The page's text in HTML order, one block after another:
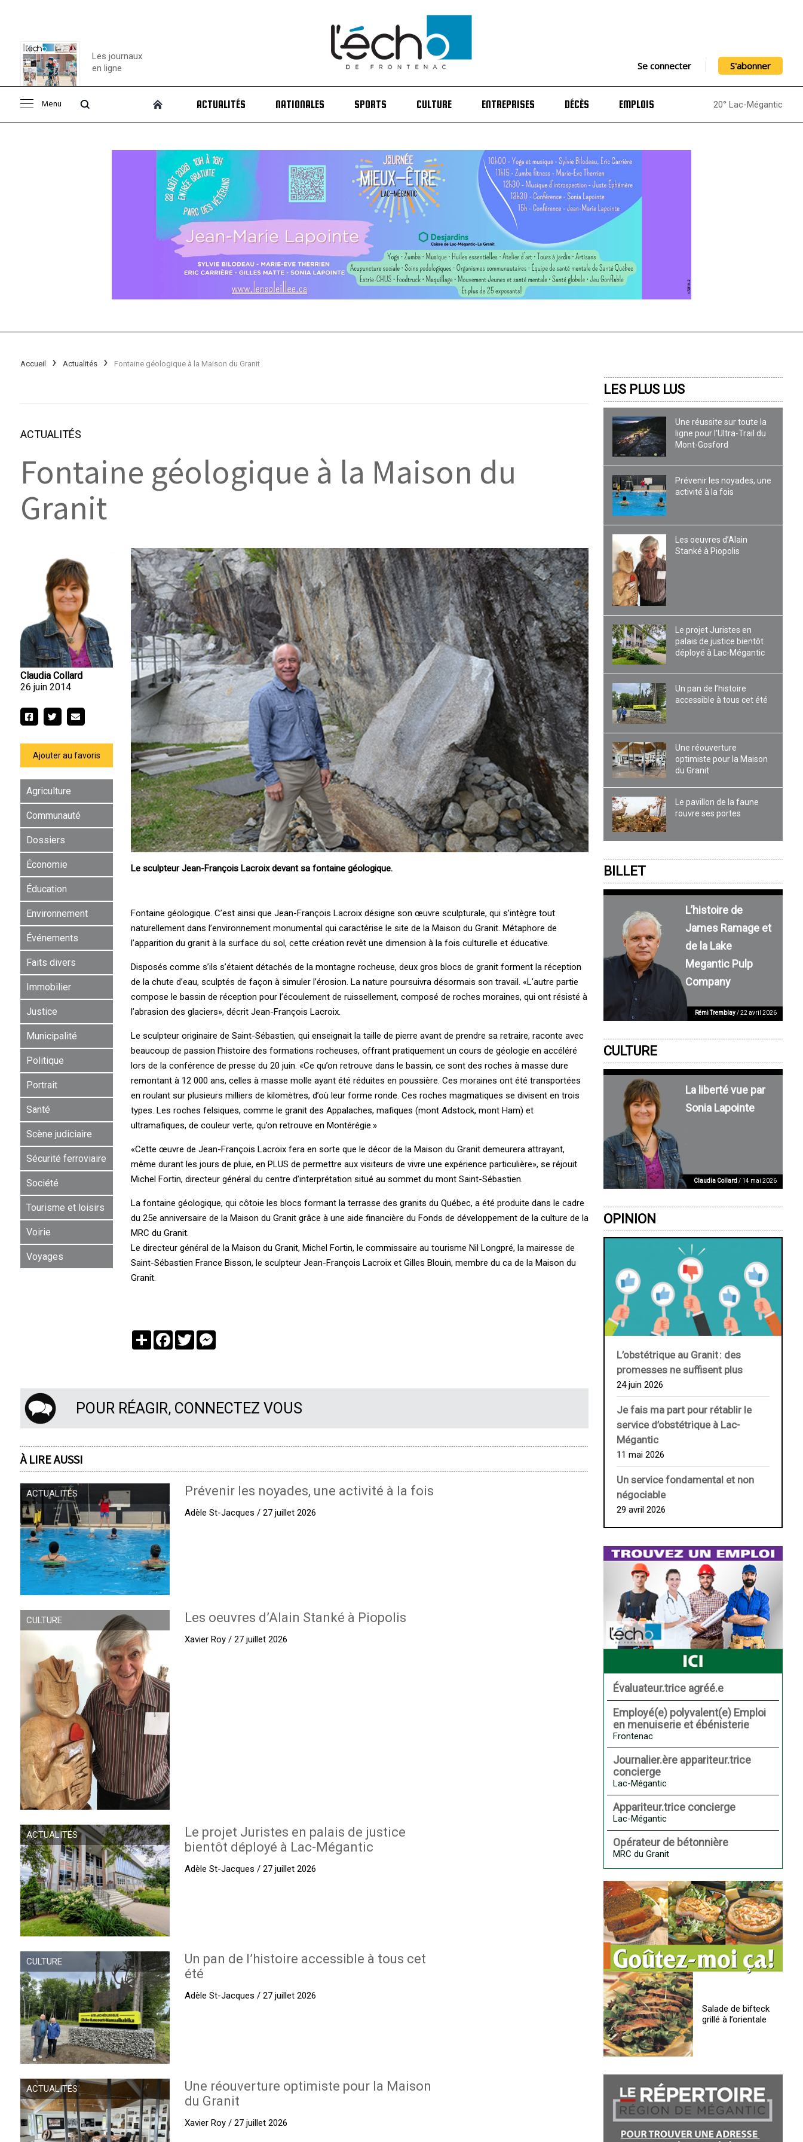
Consulter le
Les journaux
en ligne
Se connecter S'abonner
Menu ACTUALITÉS NATIONALES SPORTS CULTURE ENTREPRISES DÉCÈS EMPLOIS 20° Lac-Mégantic
Accueil Actualités Fontaine géologique à la Maison du Granit
ACTUALITÉS
Fontaine géologique à la Maison du
Granit
Claudia Collard
26 juin 2014
Ajouter au favoris
Agriculture
Communauté
Dossiers
Économie
Éducation
Environnement
Événements
Faits divers
Immobilier
Justice
Municipalité
Politique
Portrait
Santé
Scène judiciaire
Sécurité ferroviaire
Société
Tourisme et loisirs
Voirie
Voyages
Le sculpteur Jean-François Lacroix devant sa fontaine géologique.
Fontaine géologique. C’est ainsi que Jean-François Lacroix désigne son œuvre sculpturale, qui s’intègre tout
naturellement dans l’environnement monumental qui caractérise le site de la Maison du Granit. Métaphore de
l’apparition du granit à la surface du sol, cette création revêt une dimension à la fois culturelle et éducative.
Disposés comme s’ils s’étaient détachés de la montagne rocheuse, deux gros blocs de granit forment la réception
de la chute d’eau, sculptés de façon à simuler l’érosion. La nature poursuivra désormais son travail. «L’autre partie
compose le bassin de réception pour l’écoulement de ruissellement, composé de roches moraines, qui ont résisté à
l’abrasion des glaciers», décrit Jean-François Lacroix.
Le sculpteur originaire de Saint-Sébastien, qui enseignait la taille de pierre avant de prendre sa retraire, raconte avec
beaucoup de passion l’histoire des formations rocheuses, offrant pratiquement un cours de géologie en accéléré
lors de la conférence de presse du 20 juin. «Ce qu’on retrouve dans le bassin, ce sont des roches à masse dure
remontant à 12 000 ans, celles à masse molle ayant été réduites en poussière. Ces moraines ont été transportées
en roulant sur plusieurs milliers de kilomètres, d’où leur forme ronde. Ces roches magmatiques se divisent en trois
types. Les roches felsiques, comme le granit des Appalaches, mafiques (mont Adstock, mont Ham) et
ultramafiques, de couleur verte, qu’on retrouve en Montérégie.»
«Cette œuvre de Jean-François Lacroix fera en sorte que le décor de la Maison du Granit demeurera attrayant,
même durant les jours de pluie, en PLUS de permettre aux visiteurs de vivre une expérience particulière», se réjouit
Michel Fortin, directeur général du centre d’interprétation situé au sommet du mont Saint-Sébastien.
La fontaine géologique, qui côtoie les blocs formant la terrasse des granits du Québec, a été produite dans le cadre
du 25e anniversaire de la Maison du Granit grâce à une aide financière du Fonds de développement de la culture de la
MRC du Granit.
Le directeur général de la Maison du Granit, Michel Fortin, le commissaire au tourisme Nil Longpré, la mairesse de
Saint-Sébastien France Bisson, le sculpteur Jean-François Lacroix et Gilles Blouin, membre du ca de la Maison du
Granit.
PartagerFacebook
TwitterMessenger
POUR RÉAGIR, CONNECTEZ VOUS
À LIRE AUSSI
ACTUALITÉS Prévenir les noyades, une activité à la fois
Adèle St-Jacques / 27 juillet 2026
CULTURE Les oeuvres d’Alain Stanké à Piopolis
Xavier Roy / 27 juillet 2026
ACTUALITÉS
Le projet Juristes en palais de justice
bientôt déployé à Lac-Mégantic
Adèle St-Jacques / 27 juillet 2026
CULTURE
Un pan de l’histoire accessible à tous cet
été
Adèle St-Jacques / 27 juillet 2026
ACTUALITÉS
Une réouverture optimiste pour la Maison
du Granit
Xavier Roy / 27 juillet 2026
LES PLUS LUS
Une réussite sur toute la
ligne pour l’Ultra-Trail du
Mont-Gosford
Prévenir les noyades, une
activité à la fois
Les oeuvres d’Alain
Stanké à Piopolis
Le projet Juristes en
palais de justice bientôt
déployé à Lac-Mégantic
Un pan de l’histoire
accessible à tous cet été
Une réouverture
optimiste pour la Maison
du Granit
Le pavillon de la faune
rouvre ses portes
BILLET
L’histoire de
James Ramage et
de la Lake
Megantic Pulp
Company
Rémi Tremblay/ 22 avril 2026
CULTURE
La liberté vue par
Sonia Lapointe
Claudia Collard/ 14 mai 2026
OPINION
L’obstétrique au ­Granit : des
promesses ne suffisent plus
24 juin 2026
Je fais ma part pour rétablir le
service d’obstétrique à Lac-
Mégantic
11 mai 2026
Un service fondamental et non
négociable
29 avril 2026
Évaluateur.trice agréé.e
Employé(e) polyvalent(e) Emploi
en menuiserie et ébénisterie
Frontenac
Journalier.ère appariteur.trice
concierge
Lac-Mégantic
Appariteur.trice concierge
Lac-Mégantic
Opérateur de bétonnière
MRC du Granit
Salade de bifteck
grillé à l’orientale